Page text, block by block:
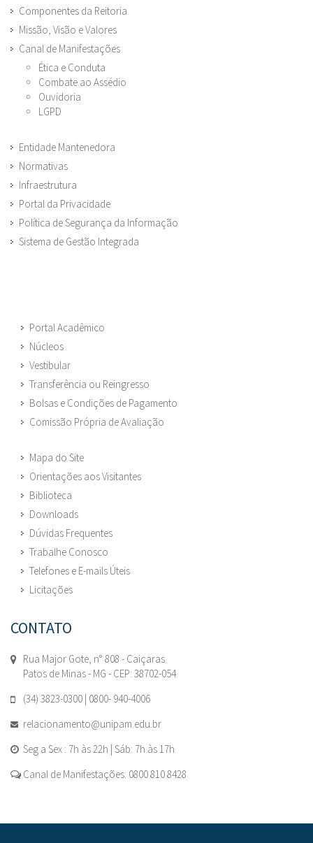
Componentes da Reitoria
Missão, Visão e Valores
Canal de Manifestações
Ética e Conduta
Combate ao Assédio
Ouvidoria
LGPD
Entidade Mantenedora
Normativas
Infraestrutura
Portal da Privacidade
Política de Segurança da Informação
Sistema de Gestão Integrada
Portal Acadêmico
Núcleos
Vestibular
Transferência ou Reingresso
Bolsas e Condições de Pagamento
Comissão Própria de Avaliação
Mapa do Site
Orientações aos Visitantes
Biblioteca
Downloads
Dúvidas Frequentes
Trabalhe Conosco
Telefones e E-mails Úteis
Licitações
CONTATO
Rua Major Gote, n° 808 - Caiçaras
Patos de Minas - MG - CEP: 38702-054.
(34) 3823-0300 | 0800- 940-4006
relacionamento@unipam.edu.br
Seg a Sex : 7h às 22h | Sáb: 7h às 17h
Canal de Manifestações: 0800 810 8428